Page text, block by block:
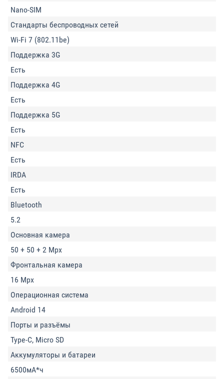
Nano-SIM
Стандарты беспроводных сетей
Wi-Fi 7 (802.11be)
Поддержка 3G
Есть
Поддержка 4G
Есть
Поддержка 5G
Есть
NFC
Есть
IRDA
Есть
Bluetooth
5.2
Основная камера
50 + 50 + 2 Mpx
Фронтальная камера
16 Mpx
Операционная система
Android 14
Порты и разъёмы
Type-C, Micro SD
Аккумуляторы и батареи
6500мА*ч